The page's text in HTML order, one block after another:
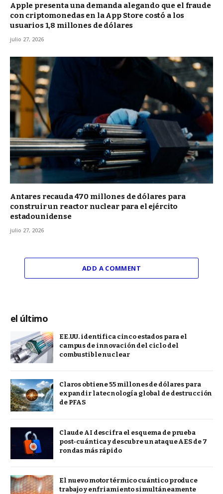
Apple presenta una demanda alegando que el fraude
con criptomonedas en la App Store costó a los
usuarios 1,8 millones de dólares
julio 27, 2026
Antares recauda 470 millones de dólares para
construir un reactor nuclear para el ejército
estadounidense
julio 27, 2026
ADD A COMMENT
el último
EE.UU. identifica cinco estados para el
campus de innovación del ciclo del
combustible nuclear
Claros obtiene 55 millones de dólares para
expandir la tecnología global de destrucción
de PFAS
Claude AI descifra el esquema de prueba
post-cuántica y descubre un ataque AES de 7
rondas más rápido
El nuevo motor térmico cuántico produce
trabajo y enfriamiento simultáneamente